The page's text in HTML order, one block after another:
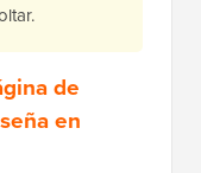
de
en